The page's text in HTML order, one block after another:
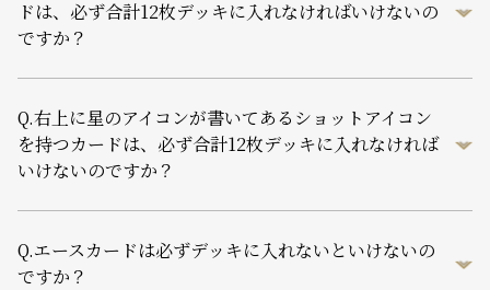
ドは、必ず合計12枚デッキに入れなければいけないの
ですか？
Q.右上に星のアイコンが書いてあるショットアイコン
を持つカードは、必ず合計12枚デッキに入れなければ
いけないのですか？
Q.エースカードは必ずデッキに入れないといけないの
ですか？